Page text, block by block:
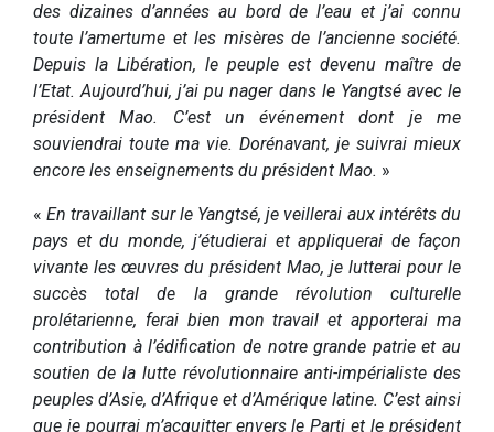
des dizaines d’années au bord de l’eau et j’ai connu
toute l’amertume et les misères de l’ancienne société.
Depuis la Libération, le peuple est devenu maître de
l’Etat. Aujourd’hui, j’ai pu nager dans le Yangtsé avec le
président Mao. C’est un événement dont je me
souviendrai toute ma vie. Dorénavant, je suivrai mieux
encore les enseignements du président Mao. »
«En travaillant sur le Yangtsé, je veillerai aux intérêts du
pays et du monde, j’étudierai et appliquerai de façon
vivante les œuvres du président Mao, je lutterai pour le
succès total de la grande révolution culturelle
prolétarienne, ferai bien mon travail et apporterai ma
contribution à l’édification de notre grande patrie et au
soutien de la lutte révolutionnaire anti-impérialiste des
peuples d’Asie, d’Afrique et d’Amérique latine. C’est ainsi
que je pourrai m’acquitter envers le Parti et le président